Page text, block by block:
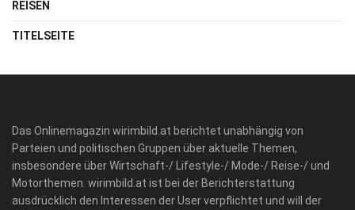
REISEN
TITELSEITE
Das Onlinemagazin wirimbild.at berichtet unabhängig von
Parteien und politischen Gruppen über aktuelle Themen,
insbesondere über Wirtschaft-/ Lifestyle-/ Mode-/ Reise-/ und
Motorthemen. wirimbild.at ist bei der Berichterstattung
ausdrücklich den Interessen der User verpflichtet und will der